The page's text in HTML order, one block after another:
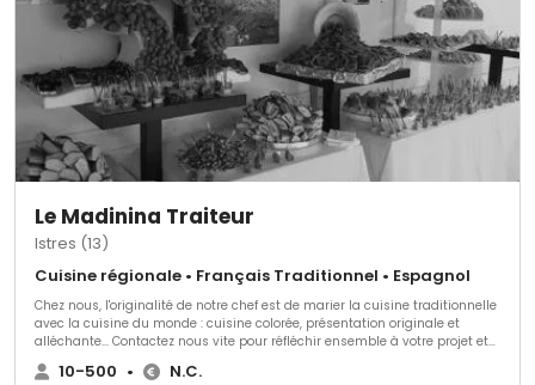
Le Madinina Traiteur
Istres (13)
Cuisine régionale • Français Traditionnel • Espagnol
Chez nous, l'originalité de notre chef est de marier la cuisine traditionnelle
avec la cuisine du monde : cuisine colorée, présentation originale et
alléchante... Contactez nous vite pour réfléchir ensemble à votre projet et
le rendre unique !
10-500 • N.C.